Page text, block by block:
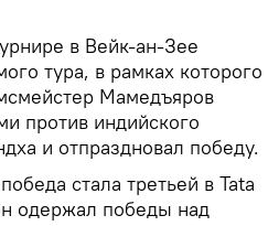
в Вейк-ан-Зее
тура, в рамках которого
Мамедъяров
против индийского
и отпраздновал победу.
стала третьей в Tata
одержал победы над